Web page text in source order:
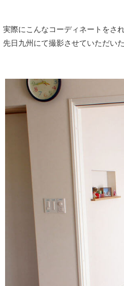
実際にこんなコーディネートをさ
先日九州にて撮影させていただい